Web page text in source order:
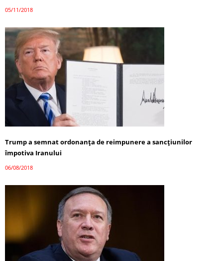
05/11/2018
Trump a semnat ordonanţa de reimpunere a sancţiunilor
împotiva Iranului
06/08/2018